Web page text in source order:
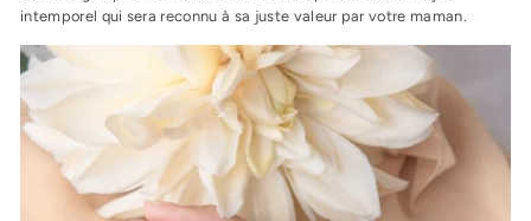
intemporel qui sera reconnu à sa juste valeur par votre maman.